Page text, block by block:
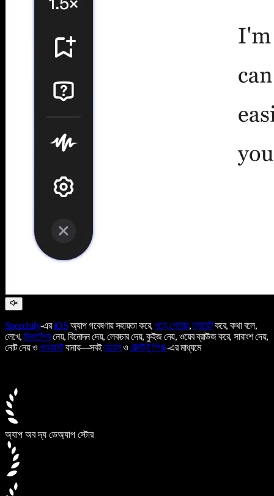
Speechify-এরiOS অ্যাপ গবেষণায় সহায়তা করে, পড়ে শোনায়,ন্যারেটকরে, কথা বলে,
লেখে, ডিকটেশননেয়, বিনোদন দেয়, লেকচার দেয়, কুইজ নেয়, ওয়েব ব্রাউজ করে, সারাংশ দেয়,
নোট নেয় ও পডকাস্টবানায়—সবইভয়েসও টেক্সট টু স্পিচ-এর মাধ্যমে
অ্যাপ অব দ্য ডেঅ্যাপ স্টোর